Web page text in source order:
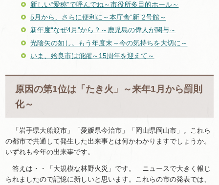
新しい“愛称”で呼んでね～市役所多目的ホール～
5月から、さらに便利に～本庁舎“新”2号館～
新年度“なぜ4月”から？～鹿児島の偉人が関与～
光陰矢の如し。もう年度末～今の気持ちを大切に～
いま、姶良市は飛躍～15周年を迎えて～
原因の第1位は「たき火」～来年1月から罰則
化～
「岩手県大船渡市」「愛媛県今治市」「岡山県岡山市」。これら
の都市で共通して発生した出来事とは何かわかりますでしょうか。
いずれも今年の出来事です。
答えは・・「大規模な林野火災」です。 ニュースで大きく報じ
られましたので記憶に新しいと思います。これらの市の発表では、